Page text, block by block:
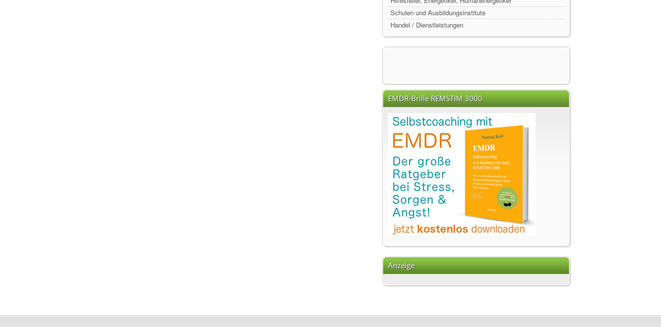
Schulen und Ausbildungsinstitute
Handel / Dienstleistungen
EMDR-Brille REMSTIM 3000
Anzeige